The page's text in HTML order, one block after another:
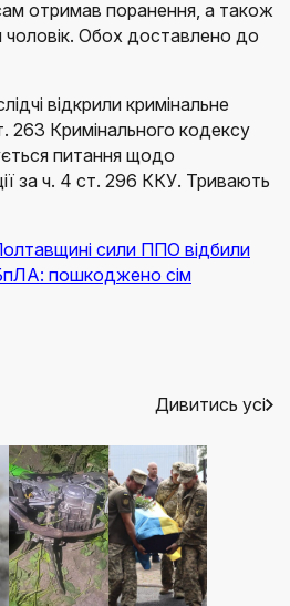
отримав поранення, а також
Обох доставлено до
відкрили кримінальне
263 Кримінального кодексу
питання щодо
за ч. 4 ст. 296 ККУ. Тривають
сили ППО відбили
пошкоджено сім
Дивитись усі